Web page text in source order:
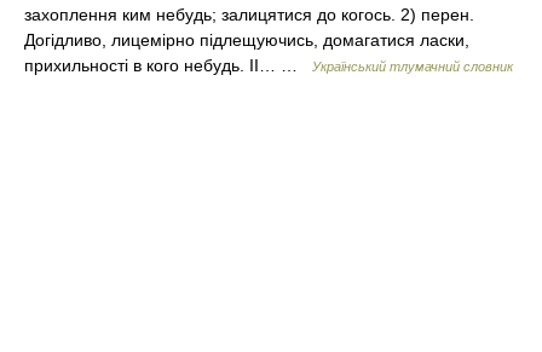
захоплення ким небудь; залицятися до когось. 2) перен.
Догідливо, лицемірно підлещуючись, домагатися ласки,
прихильності в кого небудь. II… …
Український тлумачний словник